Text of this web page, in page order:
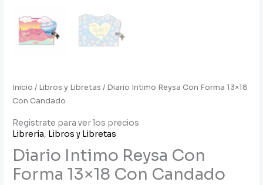
Inicio / Libros y Libretas / Diario Intimo Reysa Con Forma 13×18
Con Candado
Registrate para ver los precios
Librería, Libros y Libretas
Diario Intimo Reysa Con
Forma 13×18 Con Candado